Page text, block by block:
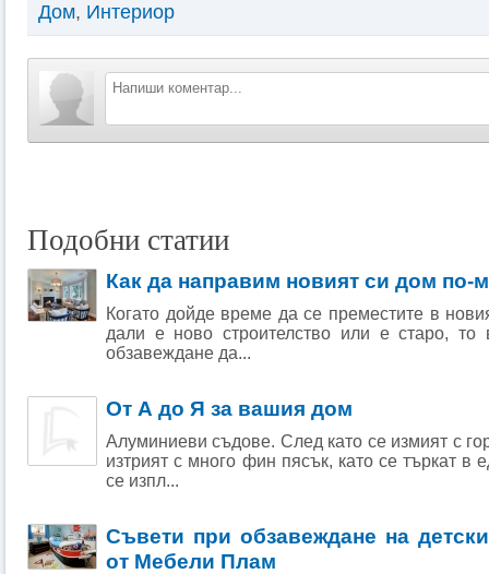
Дом, Интериор
Подобни статии
Как да направим новият си дом по-
Когато дойде време да се преместите в
дали е ново строителство или е старо, то
обзавеждане да...
От А до Я за вашия дом
Алуминиеви съдове. След като се измият с
изтрият с много фин пясък, като се търкат в
се изпл...
Съвети при обзавеждане на
от Мебели Плам